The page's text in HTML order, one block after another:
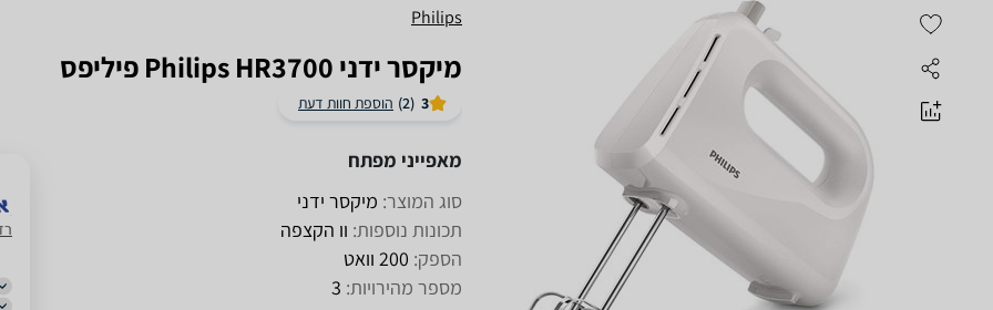
Philips
‏מיקסר ידני Philips HR3700 פיליפס
3
(2) הוספת חוות דעת
מאפייני מפתח
סוג המוצר: מיקסר ידני
תכונות נוספות: וו הקצפה
הספק: 200 וואט
מספר מהירויות: 3